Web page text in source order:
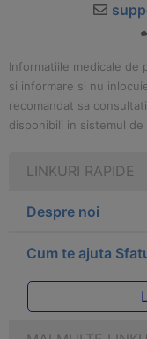
Informatiile medicale de
si informare si nu
recomandat sa
disponibili in sistemul de
LINKURI RAPIDE
Despre noi
Cum te ajuta